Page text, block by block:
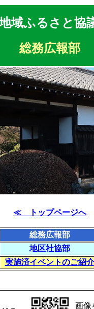
域ふるさと協
総務広報部
≪ トップページへ
総務広報部
地区社協部
実施済イベントのご紹介
画像